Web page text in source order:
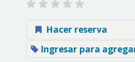
Hacer reserva
Ingresar para